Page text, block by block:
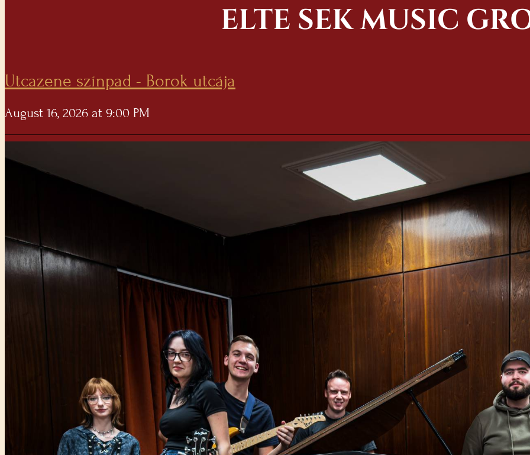
ELTE SEK MUSIC
Utcazene színpad - Borok utcája
August 16, 2026 at 9:00 PM